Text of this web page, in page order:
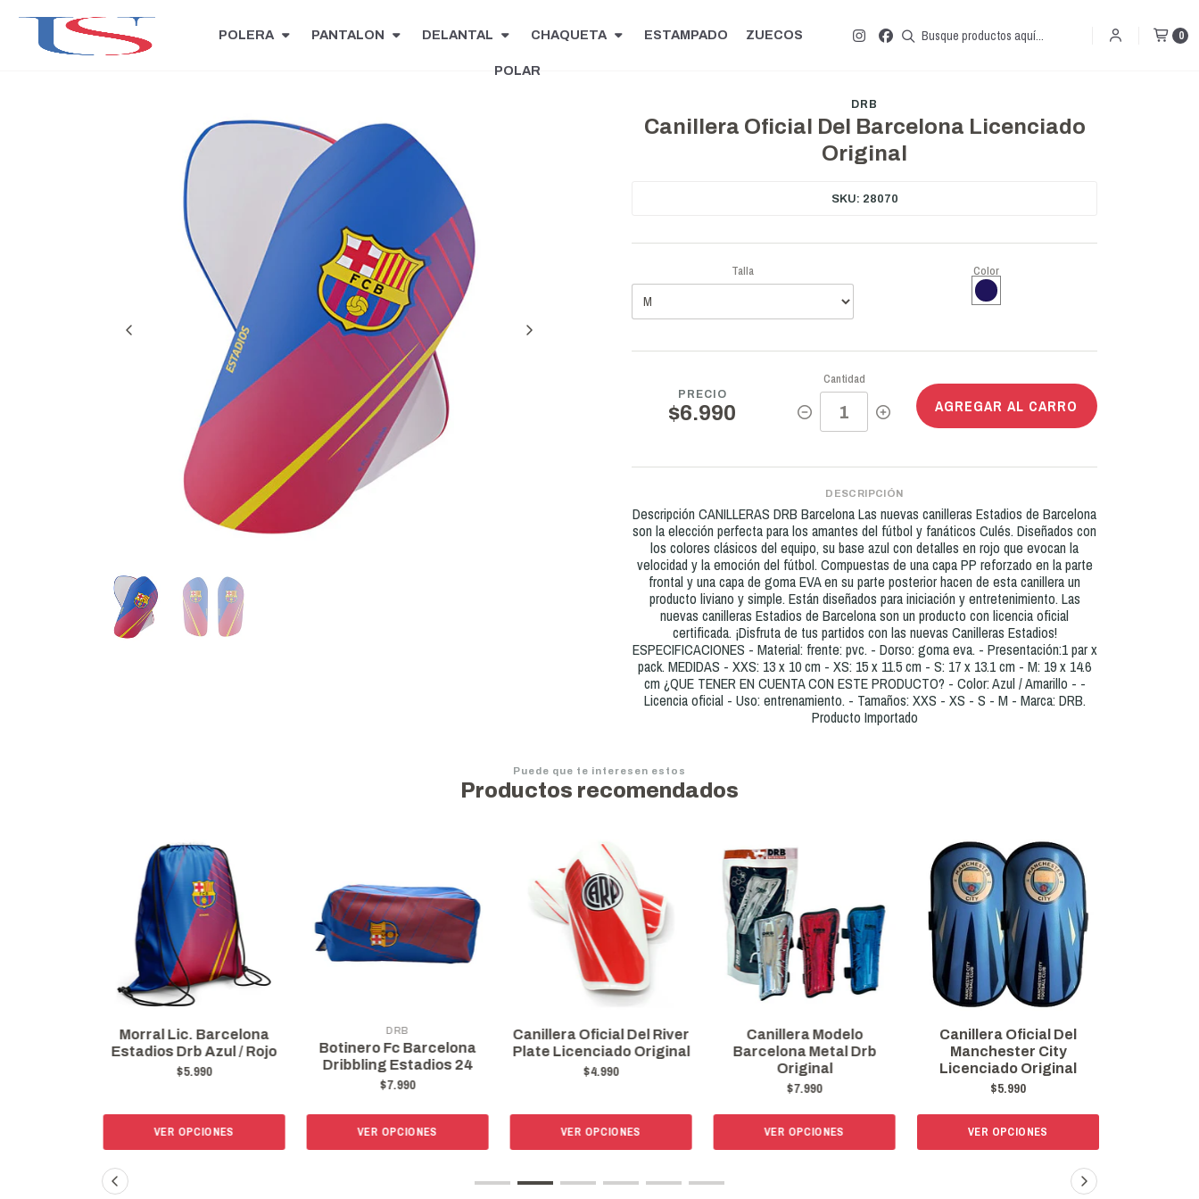
POLERA PANTALON DELANTAL CHAQUETA ESTAMPADO ZUECOS
POLAR
0
DRB
Canillera Oficial Del Barcelona Licenciado
Original
SKU: 28070
Talla Color
PRECIO
$6.990
Cantidad
AGREGAR AL CARRO
DESCRIPCIÓN
Descripción CANILLERAS DRB Barcelona Las nuevas canilleras Estadios de Barcelona
son la elección perfecta para los amantes del fútbol y fanáticos Culés. Diseñados con
los colores clásicos del equipo, su base azul con detalles en rojo que evocan la
velocidad y la emoción del fútbol. Compuestas de una capa PP reforzado en la parte
frontal y una capa de goma EVA en su parte posterior hacen de esta canillera un
producto liviano y simple. Están diseñados para iniciación y entretenimiento. Las
nuevas canilleras Estadios de Barcelona son un producto con licencia oficial
certificada. ¡Disfruta de tus partidos con las nuevas Canilleras Estadios!
ESPECIFICACIONES - Material: frente: pvc. - Dorso: goma eva. - Presentación:1 par x
pack. MEDIDAS - XXS: 13 x 10 cm - XS: 15 x 11.5 cm - S: 17 x 13.1 cm - M: 19 x 14.6
cm ¿QUE TENER EN CUENTA CON ESTE PRODUCTO? - Color: Azul / Amarillo - -
Licencia oficial - Uso: entrenamiento. - Tamaños: XXS - XS - S - M - Marca: DRB.
Producto Importado
Puede que te interesen estos
Productos recomendados
Morral Lic. Barcelona
Estadios Drb Azul / Rojo
$5.990
VER OPCIONES
DRB
Botinero Fc Barcelona
Dribbling Estadios 24
$7.990
VER OPCIONES
Canillera Oficial Del River
Plate Licenciado Original
$4.990
VER OPCIONES
Canillera Modelo
Barcelona Metal Drb
Original
$7.990
VER OPCIONES
Canillera Oficial Del
Manchester City
Licenciado Original
$5.990
VER OPCIONES